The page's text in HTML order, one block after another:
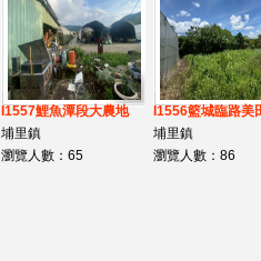
I1557鯉魚潭段大農地
埔里鎮
瀏覽人數：65
I1556籃城臨路美
埔里鎮
瀏覽人數：86